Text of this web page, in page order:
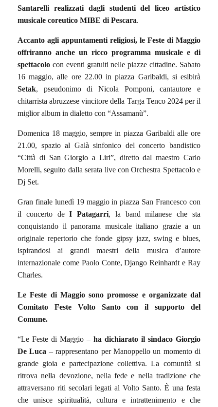
Santarelli realizzati dagli studenti del liceo artistico
musicale coreutico MIBE di Pescara.
Accanto agli appuntamenti religiosi, le Feste di Maggio
offriranno anche un ricco programma musicale e di
spettacolo con eventi gratuiti nelle piazze cittadine. Sabato
16 maggio, alle ore 22.00 in piazza Garibaldi, si esibirà
Setak, pseudonimo di Nicola Pomponi, cantautore e
chitarrista abruzzese vincitore della Targa Tenco 2024 per il
miglior album in dialetto con “Assamanù”.
Domenica 18 maggio, sempre in piazza Garibaldi alle ore
21.00, spazio al Galà sinfonico del concerto bandistico
“Città di San Giorgio a Liri”, diretto dal maestro Carlo
Morelli, seguito dalla serata live con Orchestra Spettacolo e
Dj Set.
Gran finale lunedì 19 maggio in piazza San Francesco con
il concerto deI Patagarri, la band milanese che sta
conquistando il panorama musicale italiano grazie a un
originale repertorio che fonde gipsy jazz, swing e blues,
ispirandosi ai grandi maestri della musica d’autore
internazionale come Paolo Conte, Django Reinhardt e Ray
Charles.
Le Feste di Maggio sono promosse e organizzate dal
Comitato Feste Volto Santo con il supporto del
Comune.
“Le Feste di Maggio – ha dichiarato il sindaco Giorgio
De Luca – rappresentano per Manoppello un momento di
grande gioia e partecipazione collettiva. La comunità si
ritrova nella devozione, nella fede e nella tradizione che
attraversano riti secolari legati al Volto Santo. È una festa
che unisce spiritualità, cultura e intrattenimento e che